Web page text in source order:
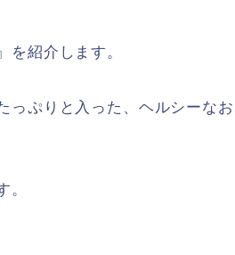
紹介します。
っぷりと入った、ヘルシーなお
。